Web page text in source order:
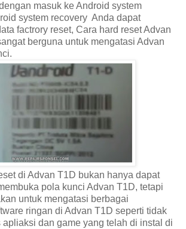
masuk ke Android system
system recovery Anda dapat
factrory reset, Cara hard reset Advan
berguna untuk mengatasi Advan
di Advan T1D bukan hanya dapat
pola kunci Advan T1D, tetapi
untuk mengatasi berbagai
ringan di Advan T1D seperti tidak
dan game yang telah di instal di